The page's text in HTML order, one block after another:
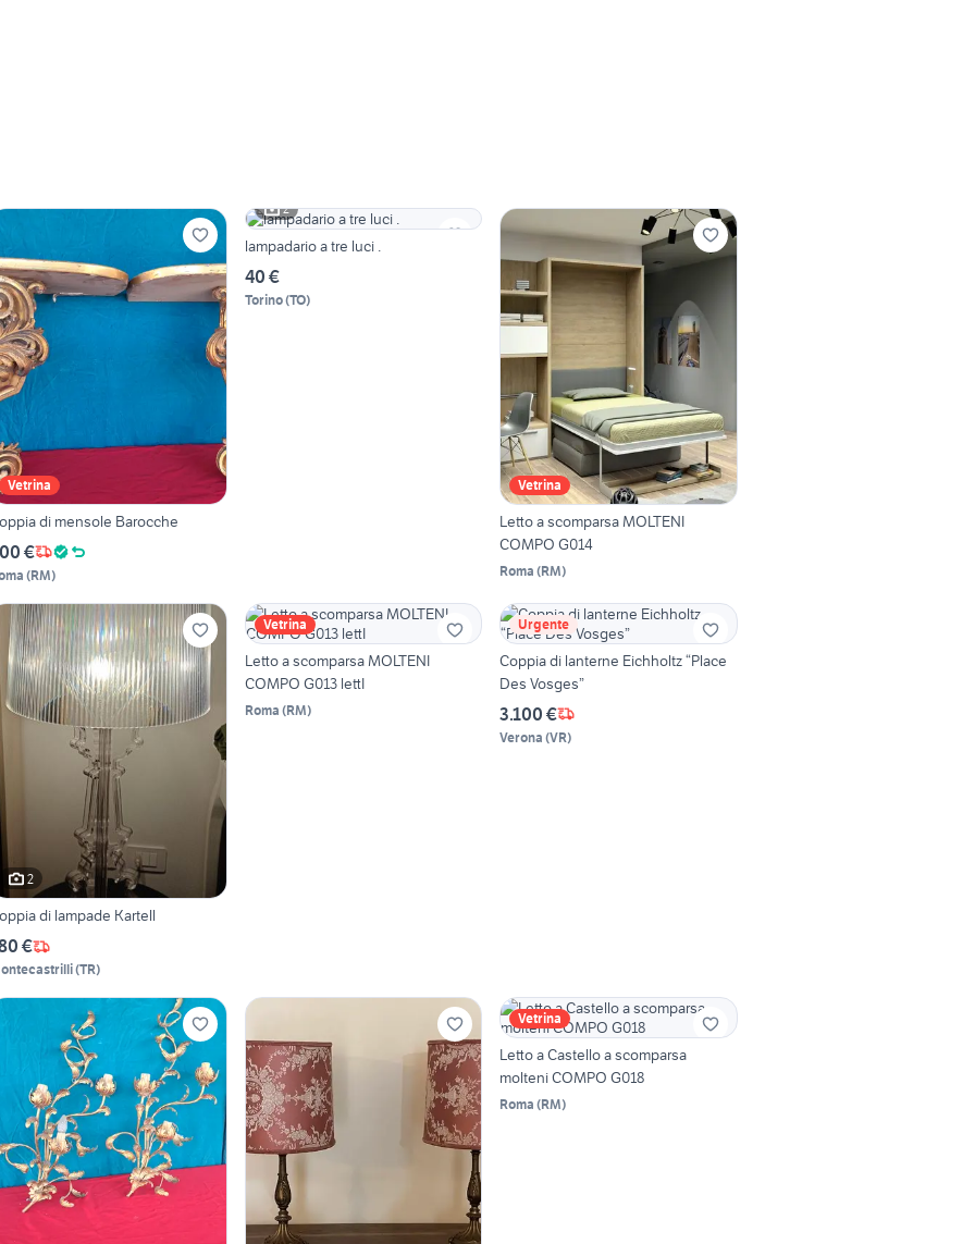
Vetrina
di mensole Barocche
€
(RM)
2
lampadario a tre luci .
40 €
Torino(TO)
Vetrina
Letto a scomparsa MOLTENI
COMPO G014
Roma (RM)
2
di lampade Kartell
€
(TR)
Vetrina
Letto a scomparsa MOLTENI
COMPO G013 lettI
Roma (RM)
Urgente
Coppia di lanterne Eichholtz “Place
Des Vosges”
3.100 €
Verona (VR)
Vetrina
Letto a Castello a scomparsa
molteni COMPO G018
Roma (RM)